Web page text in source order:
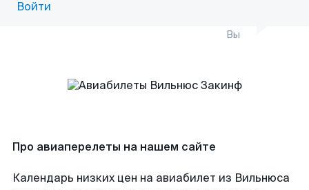
Войти
Вы
Про авиаперелеты на нашем сайте
Календарь низких цен на авиабилет из Вильнюса